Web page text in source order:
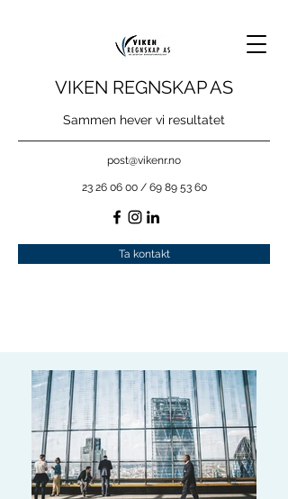
VIKEN REGNSKAP AS
Sammen hever vi resultatet
post@vikenr.no
23 26 06 00/ 69 89 53 60
Ta kontakt